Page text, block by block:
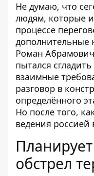
Не думаю, что
людям, которые
процессе
дополнительные
Роман
пытался
взаимные
разговор в
определённого
Но после того,
ведения
обстрел